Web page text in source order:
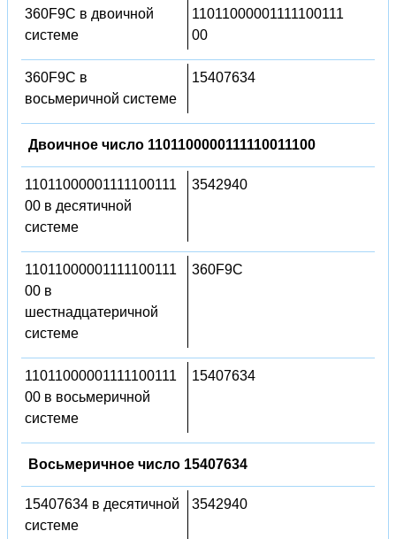
360F9C в двоичной
системе
11011000001111100111
00
360F9C в
восьмеричной системе
15407634
Двоичное число 1101100000111110011100
11011000001111100111
00 в десятичной
системе
3542940
11011000001111100111
00 в
шестнадцатеричной
системе
360F9C
11011000001111100111
00 в восьмеричной
системе
15407634
Восьмеричное число 15407634
15407634 в десятичной
системе
3542940